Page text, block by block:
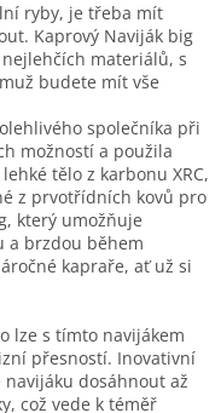
ryby, je třeba mít
Kaprový Naviják big
materiálů, s
budete mít vše
společníka při
možností a použila
tělo z karbonu XRC,
z prvotřídních kovů pro
který umožňuje
a brzdou během
kapraře, ať už si
lze s tímto navijákem
přesností. Inovativní
dosáhnout až
což vede k téměř